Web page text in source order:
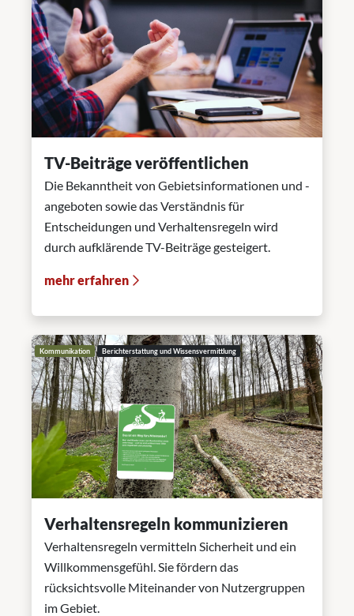
TV-Beiträge veröffentlichen
Die Bekanntheit von Gebietsinformationen und -
angeboten sowie das Verständnis für
Entscheidungen und Verhaltensregeln wird
durch aufklärende TV-Beiträge gesteigert.
mehr erfahren
Kommunikation Berichterstattung und Wissensvermittlung
Verhaltensregeln kommunizieren
Verhaltensregeln vermitteln Sicherheit und ein
Willkommensgefühl. Sie fördern das
rücksichtsvolle Miteinander von Nutzergruppen
im Gebiet.